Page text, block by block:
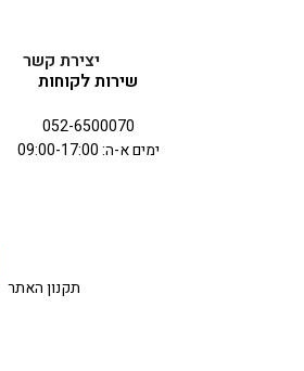
יצירת קשר
שירות לקוחות
052-6500070
ימים א-ה: 09:00-17:00
תקנון האתר